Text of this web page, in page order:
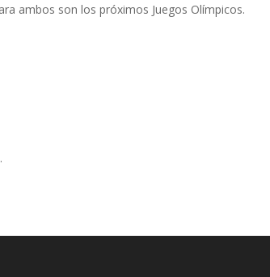
ambos son los próximos Juegos Olímpicos.